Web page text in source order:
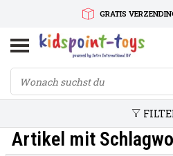
GRATIS
SNELLE
SERVICE OP
Artikel mit